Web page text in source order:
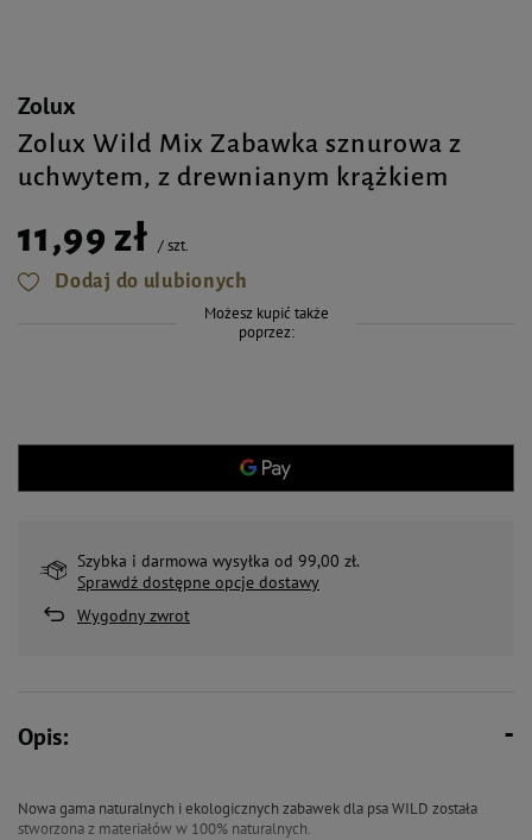
Zolux
Zolux Wild Mix Zabawka sznurowa z
uchwytem, z drewnianym krążkiem
11,99 zł /szt.
Dodaj do ulubionych
Możesz kupić także
poprzez:
Szybka i darmowa wysyłka od 99,00 zł.
Sprawdź dostępne opcje dostawy
Wygodny zwrot
Opis:
Nowa gama naturalnych i ekologicznych zabawek dla psa WILD została
stworzona z materiałów w 100% naturalnych.